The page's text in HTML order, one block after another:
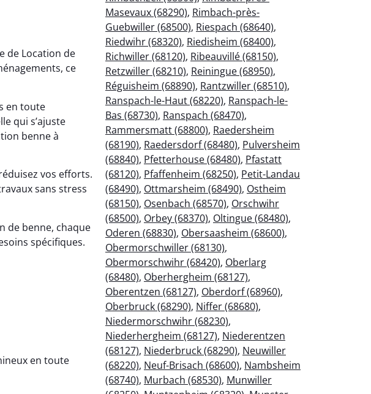
de Location de
ce
en toute
qui s’ajuste
benne à
vos efforts.
sans stress
de benne, chaque
spécifiques.
en toute
Masevaux (68290), Rimbach-près-
Guebwiller (68500), Riespach (68640),
Riedwihr (68320), Riedisheim (68400),
Richwiller (68120), Ribeauvillé (68150),
Retzwiller (68210), Reiningue (68950),
Réguisheim (68890), Rantzwiller (68510),
Ranspach-le-Haut (68220), Ranspach-le-
Bas (68730), Ranspach (68470),
Rammersmatt (68800), Raedersheim
(68190), Raedersdorf (68480), Pulversheim
(68840), Pfetterhouse (68480), Pfastatt
(68120), Pfaffenheim (68250), Petit-Landau
(68490), Ottmarsheim (68490), Ostheim
(68150), Osenbach (68570), Orschwihr
(68500), Orbey (68370), Oltingue (68480),
Oderen (68830), Obersaasheim (68600),
Obermorschwiller (68130),
Obermorschwihr (68420), Oberlarg
(68480), Oberhergheim (68127),
Oberentzen (68127), Oberdorf (68960),
Oberbruck (68290), Niffer (68680),
Niedermorschwihr (68230),
Niederhergheim (68127), Niederentzen
(68127), Niederbruck (68290), Neuwiller
(68220), Neuf-Brisach (68600), Nambsheim
(68740), Murbach (68530), Munwiller